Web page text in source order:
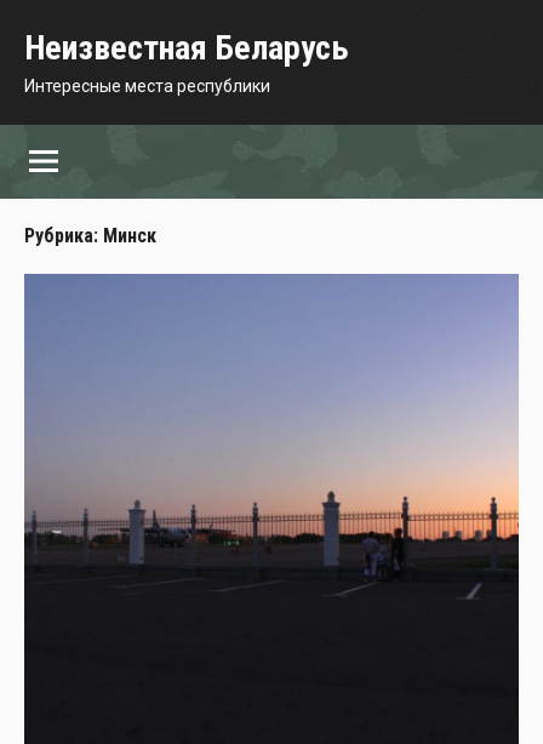
содержимому
Неизвестная Беларусь
Интересные места республики
Рубрика: Минск